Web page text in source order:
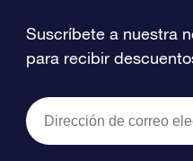
Suscríbete a nuestra
para recibir